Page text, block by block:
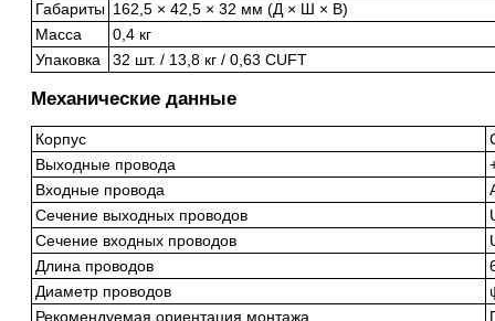
Габариты 162,5 × 42,5 × 32 мм (Д × Ш × В)
Масса
0,4 кг
Упаковка
32 шт. / 13,8 кг / 0,63 CUFT
Механические данные
Корпус
Выходные провода
Входные провода
Сечение выходных проводов
Сечение входных проводов
Длина проводов
Диаметр проводов
Рекомендуемая ориентация монтажа